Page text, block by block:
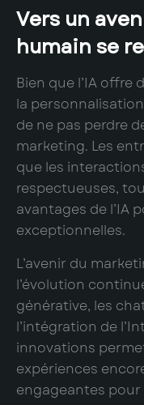
Vers un
humain se
Bien que l’IA
la
de ne pas perdre
marketing. Les
que les
respectueuses,
avantages de l’IA
exceptionnelles.
L’avenir du
l’évolution
générative, les
l’intégration de
innovations
expériences
engageantes